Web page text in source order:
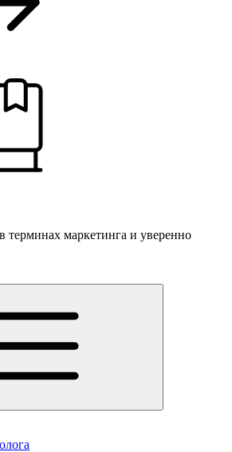
терминах маркетинга и уверенно